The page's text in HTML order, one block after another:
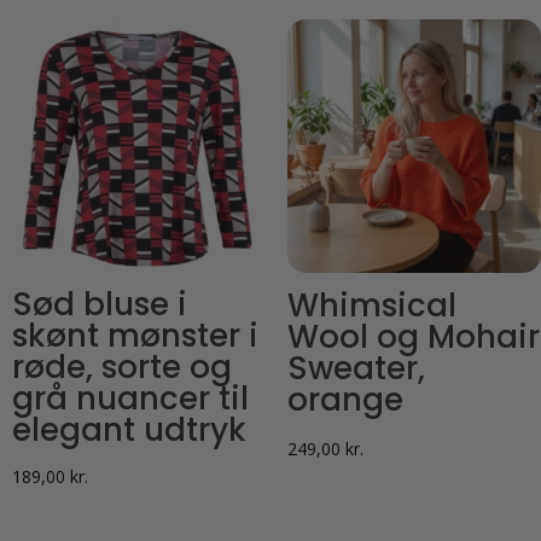
Sød bluse i
skønt mønster i
røde, sorte og
grå nuancer til
elegant udtryk
189,00 kr.
Whimsical
Wool og Mohair
Sweater,
orange
249,00 kr.